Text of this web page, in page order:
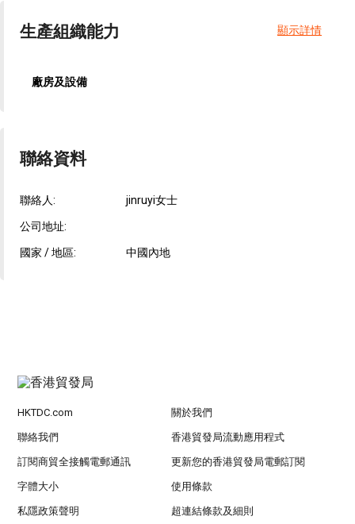
生產組織能力 顯示詳情
廠房及設備
聯絡資料
聯絡人: jinruyi女士
公司地址:
國家 / 地區: 中國內地
HKTDC.com 關於我們
聯絡我們 香港貿發局流動應用程式
訂閱商貿全接觸電郵通訊 更新您的香港貿發局電郵訂閱
字體大小 使用條款
私隱政策聲明 超連結條款及細則